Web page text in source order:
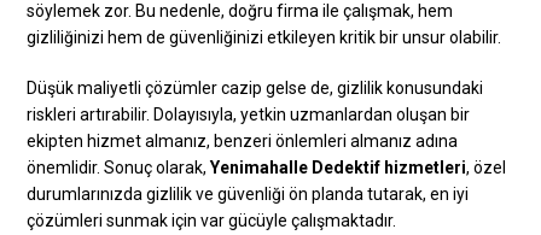
söylemek zor. Bu nedenle, doğru firma ile çalışmak, hem
gizliliğinizi hem de güvenliğinizi etkileyen kritik bir unsur olabilir.
Düşük maliyetli çözümler cazip gelse de, gizlilik konusundaki
riskleri artırabilir. Dolayısıyla, yetkin uzmanlardan oluşan bir
ekipten hizmet almanız, benzeri önlemleri almanız adına
önemlidir. Sonuç olarak,Yenimahalle Dedektif hizmetleri, özel
durumlarınızda gizlilik ve güvenliği ön planda tutarak, en iyi
çözümleri sunmak için var gücüyle çalışmaktadır.